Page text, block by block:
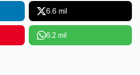
6.6 mil
6.2 mil